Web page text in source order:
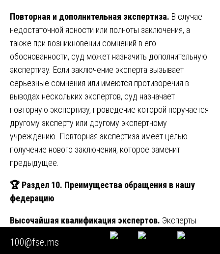
Повторная и дополнительная экспертиза. В случае
недостаточной ясности или полноты заключения, а
также при возникновении сомнений в его
обоснованности, суд может назначить дополнительную
экспертизу. Если заключение эксперта вызывает
серьезные сомнения или имеются противоречия в
выводах нескольких экспертов, суд назначает
повторную экспертизу, проведение которой поручается
другому эксперту или другому экспертному
учреждению. Повторная экспертиза имеет целью
получение нового заключения, которое заменит
предыдущее.
🏆 Раздел 10. Преимущества обращения в нашу
федерацию
Высочайшая квалификация экспертов. Эксперты
Союза «Федерация судебных экспертов» — это
специалисты высочайшего уровня, имеющие
100@fse.ms